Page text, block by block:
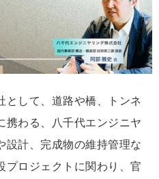
として、道路や橋、トンネ
携わる、八千代エンジニヤ
設計、完成物の維持管理な
プロジェクトに関わり、官